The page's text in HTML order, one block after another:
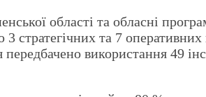
області та обласні
3 стратегічних та 7
використання 49